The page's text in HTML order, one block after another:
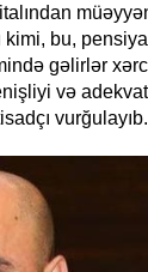
bu,
gəlirlər
və
vurğulayıb.